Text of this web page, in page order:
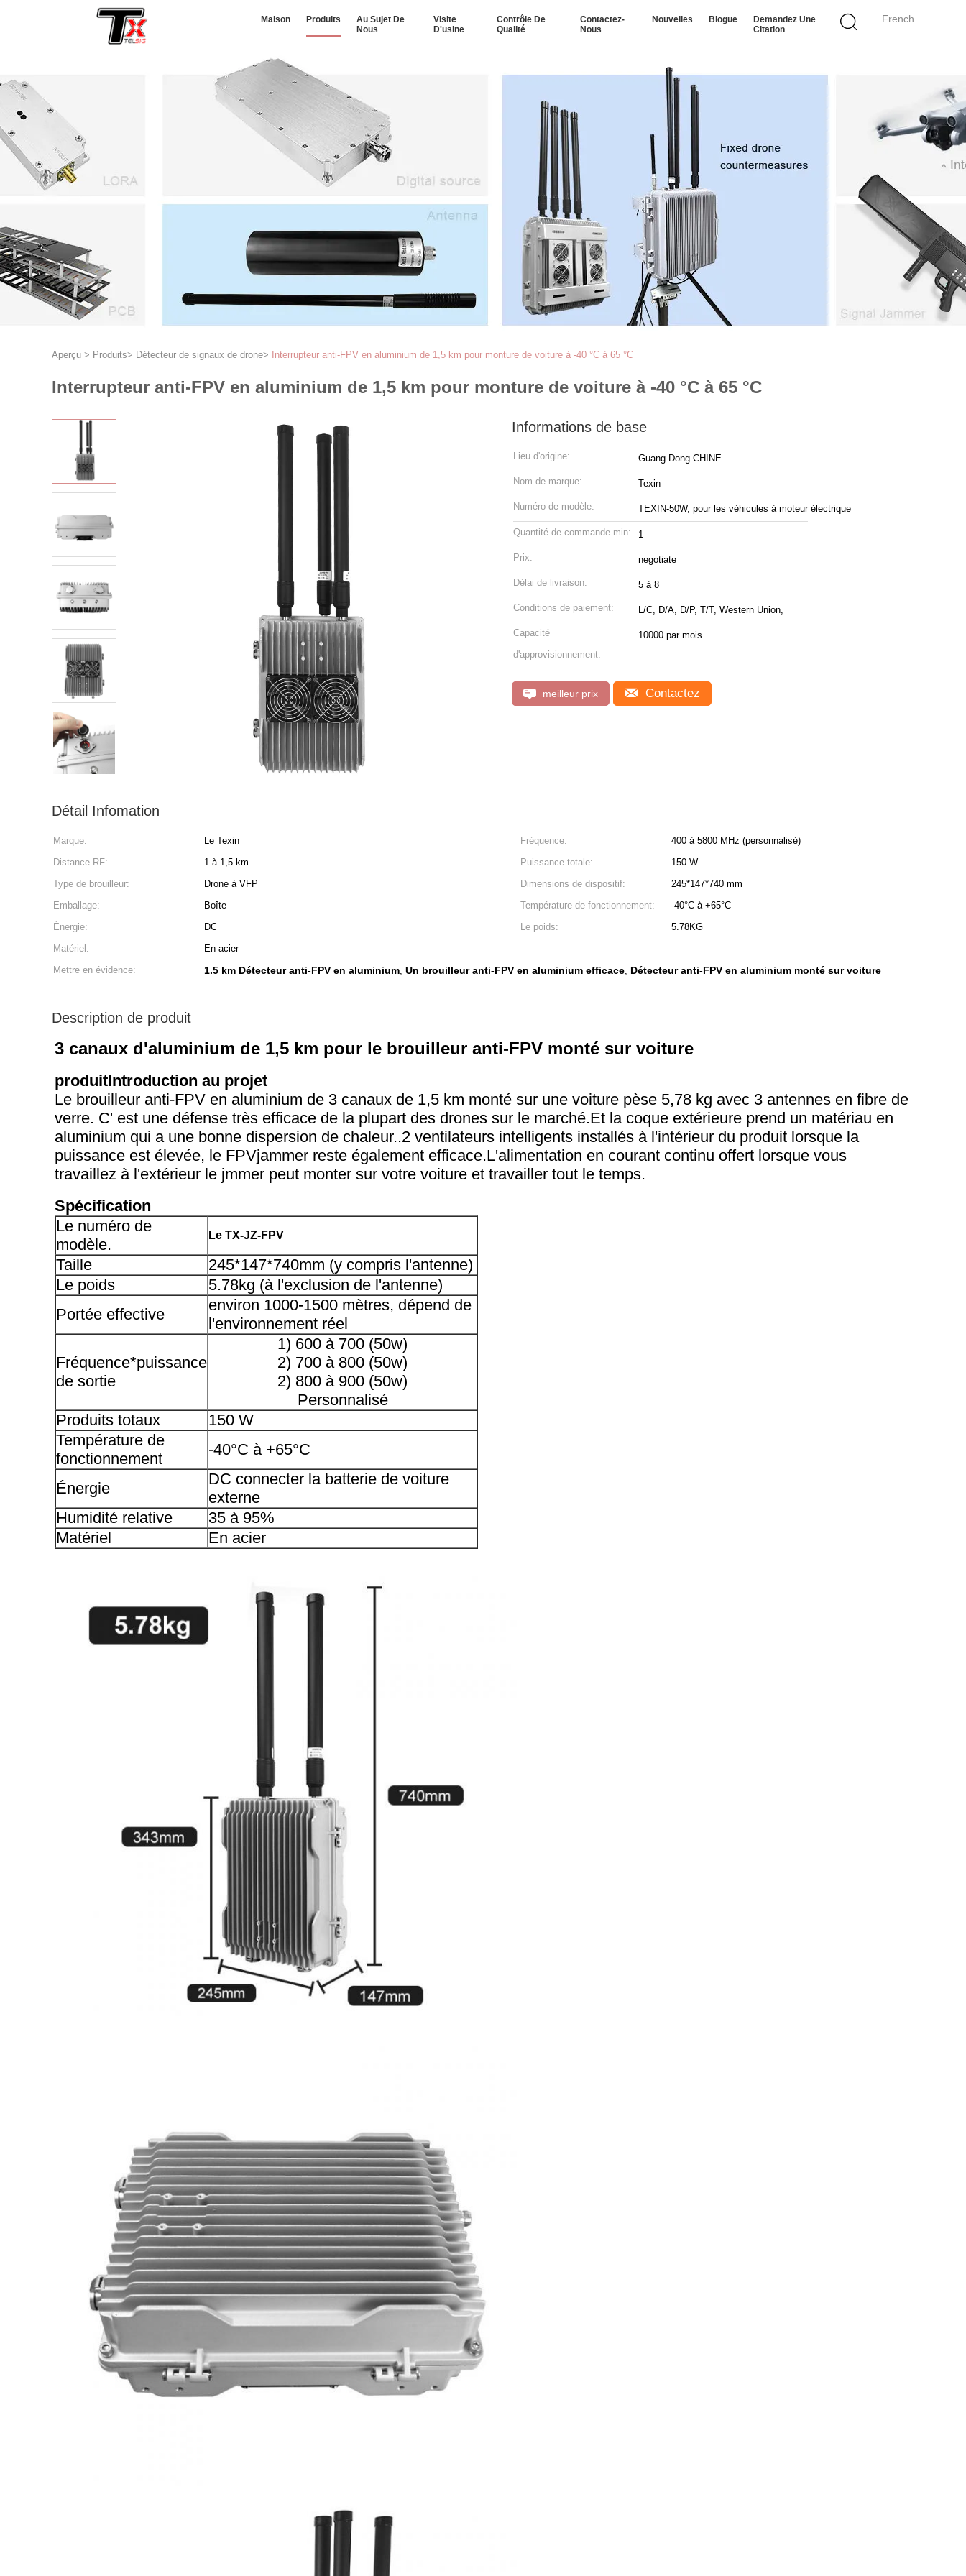
French
Maison Produits
Au Sujet De
Nous
Visite
D'usine
Contrôle De
Qualité
Contactez-
Nous
Nouvelles Blogue
Demandez Une
Citation
Aperçu > Produits> Détecteur de signaux de drone> Interrupteur anti-FPV en aluminium de 1,5 km pour monture de voiture à -40 °C à 65 °C
Interrupteur anti-FPV en aluminium de 1,5 km pour monture de voiture à -40 °C à 65 °C
Informations de base
Lieu d'origine: Guang Dong CHINE
Nom de marque: Texin
Numéro de modèle: TEXIN-50W, pour les véhicules à moteur électrique
Quantité de commande min: 1
Prix: negotiate
Délai de livraison: 5 à 8
Conditions de paiement: L/C, D/A, D/P, T/T, Western Union,
Capacité
d'approvisionnement:
10000 par mois
meilleur prix Contactez
Détail Infomation
Marque: Le Texin Fréquence:
400 à 5800 MHz (personnalisé)
Distance RF:
1 à 1,5 km Puissance totale:
150 W
Type de brouilleur:
Drone à VFP Dimensions de dispositif:
245*147*740 mm
Emballage:
Boîte Température de fonctionnement:
-40°C à +65°C
Énergie:
DC Le poids:
5.78KG
Matériel:
En acier
Mettre en évidence:
1.5 km Détecteur anti-FPV en aluminium, Un brouilleur anti-FPV en aluminium efficace, Détecteur anti-FPV en aluminium monté sur voiture
Description de produit
3 canaux d'aluminium de 1,5 km pour le brouilleur anti-FPV monté sur voiture
produitIntroduction au projet
Le brouilleur anti-FPV en aluminium de 3 canaux de 1,5 km monté sur une voiture pèse 5,78 kg avec 3 antennes en fibre de
verre. C' est une défense très efficace de la plupart des drones sur le marché.Et la coque extérieure prend un matériau en
aluminium qui a une bonne dispersion de chaleur..2 ventilateurs intelligents installés à l'intérieur du produit lorsque la
puissance est élevée, le FPVjammer reste également efficace.L'alimentation en courant continu offert lorsque vous
travaillez à l'extérieur le jmmer peut monter sur votre voiture et travailler tout le temps.
Spécification
Le numéro de
modèle.
Le TX-JZ-FPV
Taille
245*147*740mm (y compris l'antenne)
Le poids
5.78kg (à l'exclusion de l'antenne)
Portée effective
environ 1000-1500 mètres, dépend de
l'environnement réel
Fréquence*puissance
de sortie
1) 600 à 700 (50w)
2) 700 à 800 (50w)
2) 800 à 900 (50w)
Personnalisé
Produits totaux
150 W
Température de
fonctionnement
-40°C à +65°C
Énergie
DC connecter la batterie de voiture
externe
Humidité relative
35 à 95%
Matériel
En acier